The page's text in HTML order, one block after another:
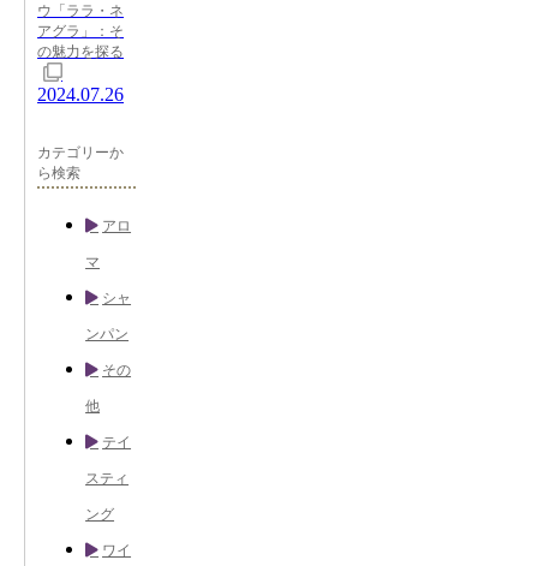
ウ「ララ・ネ
アグラ」：そ
の魅力を探る
2024.07.26
カテゴリーか
ら検索
アロ
マ
シャ
ンパン
その
他
テイ
スティ
ング
ワイ